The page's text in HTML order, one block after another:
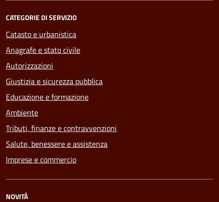
CATEGORIE DI SERVIZIO
Catasto e urbanistica
Anagrafe e stato civile
Autorizzazioni
Giustizia e sicurezza pubblica
Educazione e formazione
Ambiente
Tributi, finanze e contravvenzioni
Salute, benessere e assistenza
Imprese e commercio
NOVITÀ